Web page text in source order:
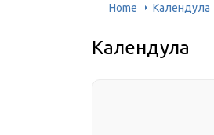
Home Календула
Календула